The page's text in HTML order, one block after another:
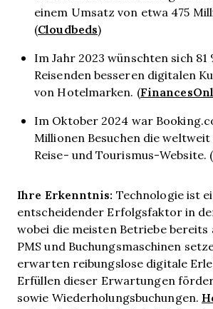
einem Umsatz von etwa 475
(Cloudbeds)
Im Jahr 2023 wünschten sich 81
Reisenden besseren digitalen
von Hotelmarken. (
Im Oktober 2024 war
Millionen Besuchen die
Reise- und Tourismus-Website. (
Ihre Erkenntnis: Technologie ist
entscheidender Erfolgsfaktor in
wobei die meisten Betriebe bereits
PMS und Buchungsmaschinen
erwarten reibungslose digitale
Erfüllen dieser Erwartungen
sowie Wiederholungsbuchungen.